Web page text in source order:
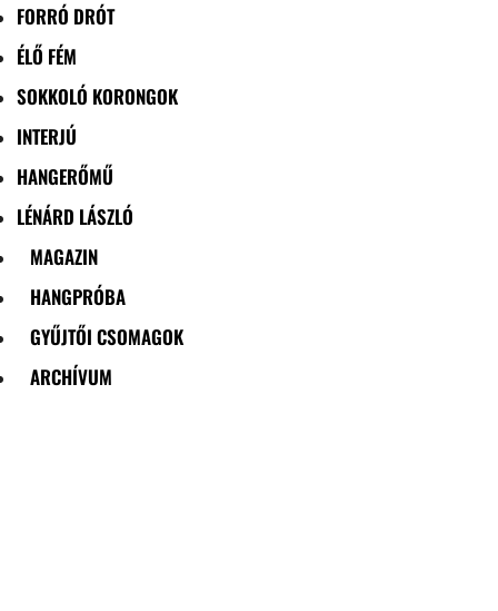
FORRÓ DRÓT
ÉLŐ FÉM
SOKKOLÓ KORONGOK
INTERJÚ
HANGERŐMŰ
LÉNÁRD LÁSZLÓ
MAGAZIN
HANGPRÓBA
GYŰJTŐI CSOMAGOK
ARCHÍVUM